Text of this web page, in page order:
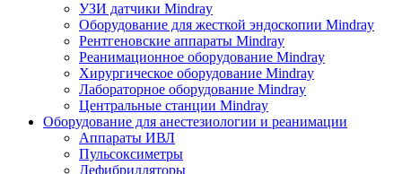
УЗИ датчики Mindray
Оборудование для жесткой эндоскопии Mindray
Рентгеновские аппараты Mindray
Реанимационное оборудование Mindray
Хирургическое оборудование Mindray
Лабораторное оборудование Mindray
Центральные станции Mindray
Оборудование для анестезиологии и реанимации
Аппараты ИВЛ
Пульсоксиметры
Дефибрилляторы